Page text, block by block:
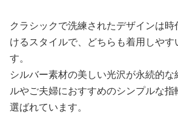
クラシックで洗練されたデザインは
けるスタイルで、どちらも着用しやす
す。
シルバー素材の美しい光沢が永続的
ルやご夫婦におすすめのシンプルな
選ばれています。